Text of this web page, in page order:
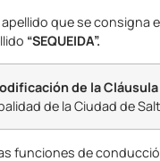
apellido que se consigna
“SEQUEIDA”.
de la
de la Ciudad de
funciones de